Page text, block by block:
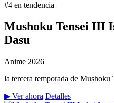
#4 en tendencia
Mushoku Tensei III
Dasu
Anime 2026
la tercera temporada de
▶ Ver ahora Detalles